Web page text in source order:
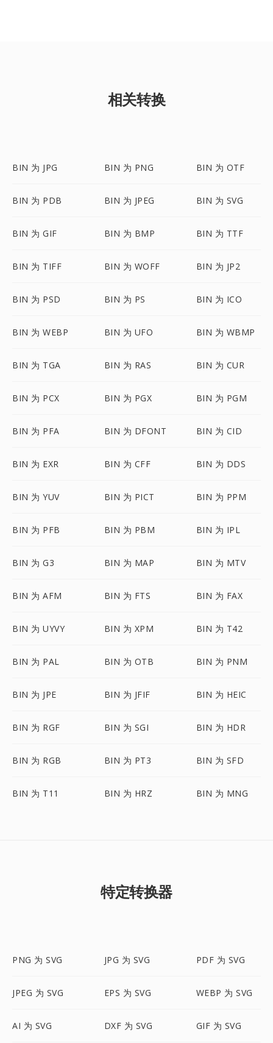
相关转换
BIN 为 JPG BIN 为 PNG BIN 为 OTF
BIN 为 PDB BIN 为 JPEG BIN 为 SVG
BIN 为 GIF BIN 为 BMP BIN 为 TTF
BIN 为 TIFF BIN 为 WOFF BIN 为 JP2
BIN 为 PSD BIN 为 PS BIN 为 ICO
BIN 为 WEBP BIN 为 UFO BIN 为 WBMP
BIN 为 TGA BIN 为 RAS BIN 为 CUR
BIN 为 PCX BIN 为 PGX BIN 为 PGM
BIN 为 PFA BIN 为 DFONT BIN 为 CID
BIN 为 EXR BIN 为 CFF BIN 为 DDS
BIN 为 YUV BIN 为 PICT BIN 为 PPM
BIN 为 PFB BIN 为 PBM BIN 为 IPL
BIN 为 G3 BIN 为 MAP BIN 为 MTV
BIN 为 AFM BIN 为 FTS BIN 为 FAX
BIN 为 UYVY BIN 为 XPM BIN 为 T42
BIN 为 PAL BIN 为 OTB BIN 为 PNM
BIN 为 JPE BIN 为 JFIF BIN 为 HEIC
BIN 为 RGF BIN 为 SGI BIN 为 HDR
BIN 为 RGB BIN 为 PT3 BIN 为 SFD
BIN 为 T11 BIN 为 HRZ BIN 为 MNG
特定转换器
PNG 为 SVG JPG 为 SVG PDF 为 SVG
JPEG 为 SVG EPS 为 SVG WEBP 为 SVG
AI 为 SVG DXF 为 SVG GIF 为 SVG